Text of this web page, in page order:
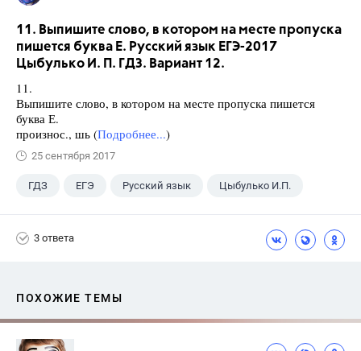
11. Выпишите слово, в котором на месте пропуска
пишется буква Е. Русский язык ЕГЭ-2017
Цыбулько И. П. ГДЗ. Вариант 12.
11.
Выпишите слово, в котором на месте пропуска пишется
буква Е.
произнос., шь (Подробнее...)
25 сентября 2017
ГДЗ ЕГЭ Русский язык Цыбулько И.П.
3 ответа
ПОХОЖИЕ ТЕМЫ